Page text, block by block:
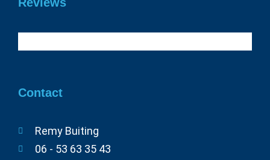
Contact
Remy Buiting
06 - 53 63 35 43